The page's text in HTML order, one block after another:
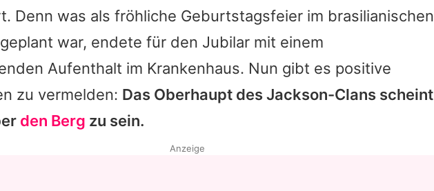
Denn was als fröhliche Geburtstagsfeier im brasilianischen
war, endete für den Jubilar mit einem
Aufenthalt im Krankenhaus. Nun gibt es positive
zu vermelden: Das Oberhaupt des Jackson-Clans scheint
den Berg zu sein.
Anzeige